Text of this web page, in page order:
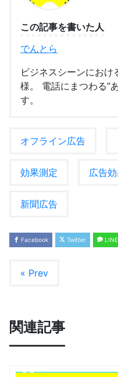
この記事を書いた人
でんとら
ビジネスシーンにお
様。 電話にまつわる”
す。
オフライン広告
効果測定 広告
新聞広告
Facebook Twitter LINE
« Prev
関連記事